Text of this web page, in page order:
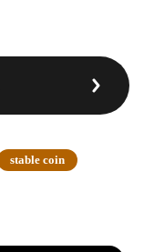
stable coin